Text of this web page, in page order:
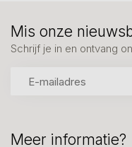
Meer informatie?
Mis onze
Schrijf je in en ontvang